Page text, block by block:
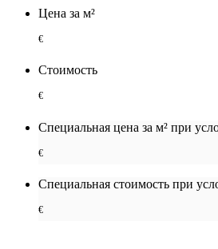
Цена за м²
€
Стоимость
€
Специальная цена за м² при
€
Специальная cтоимость при
€